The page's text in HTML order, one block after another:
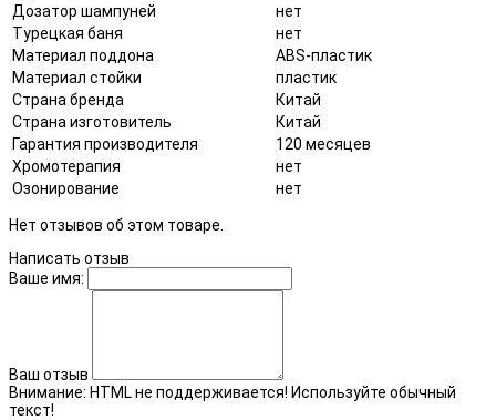
Дозатор шампуней
нет
Турецкая баня
нет
Материал поддона
ABS-пластик
Материал стойки
пластик
Страна бренда
Китай
Страна изготовитель
Китай
Гарантия производителя
120 месяцев
Хромотерапия
нет
Озонирование
нет
Нет отзывов об этом товаре.
Написать отзыв
Ваше имя:
Ваш отзыв
Внимание: HTML не поддерживается! Используйте обычный
текст!